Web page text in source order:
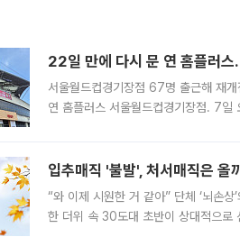
22일 만에 다시 문 연 홈플러
서울월드컵경기장점 67명 출근해 재
연 홈플러스 서울월드컵경기장점. 7일
입추매직 '불발', 처서매직은 올
“와 이제 시원한 거 같아” 단체 ‘뇌손
한 더위 속 30도대 초반이 상대적으로